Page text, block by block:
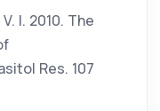
I. 2010. The
Res. 107